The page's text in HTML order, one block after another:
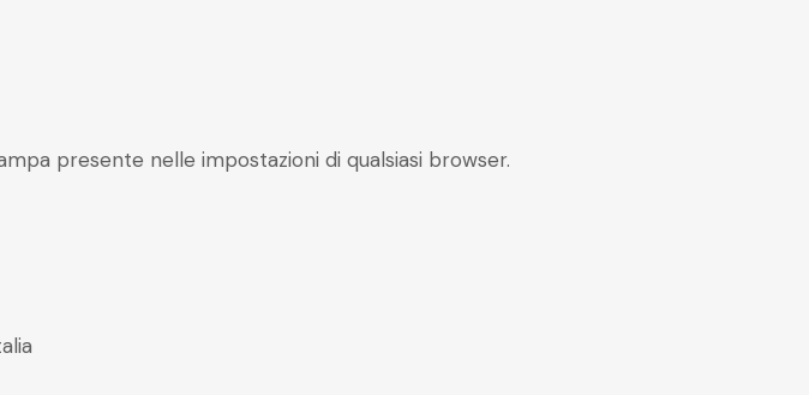
presente nelle impostazioni di qualsiasi browser.